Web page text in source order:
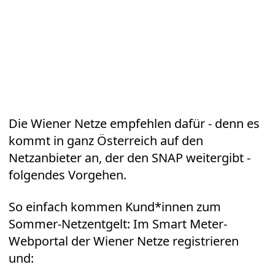
Die Wiener Netze empfehlen dafür - denn es
kommt in ganz Österreich auf den
Netzanbieter an, der den SNAP weitergibt -
folgendes Vorgehen.
So einfach kommen Kund*innen zum
Sommer-Netzentgelt: Im Smart Meter-
Webportal der Wiener Netze registrieren
und: